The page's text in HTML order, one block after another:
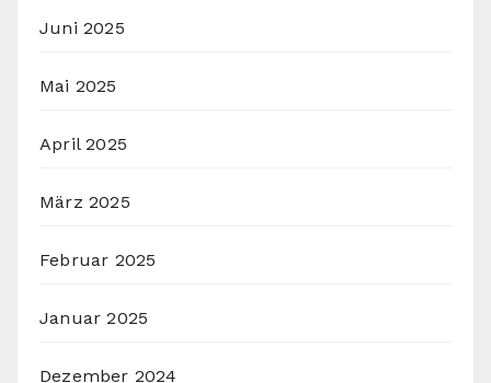
Juni 2025
Mai 2025
April 2025
März 2025
Februar 2025
Januar 2025
Dezember 2024